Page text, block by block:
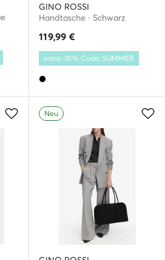
GINO ROSSI
Handtasche · Schwarz
119,99 €
extra -15% Code: SUMMER
Neu